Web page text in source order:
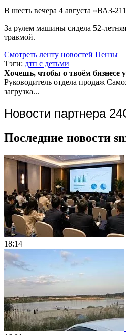
В шесть вечера 4 августа «ВАЗ-
За рулем машины сидела 52-
травмой.
Смотреть ленту новостей Пензы
Тэги: дтп с детьми
Хочешь, чтобы о твоём бизнесе
Руководитель отдела продаж
загрузка...
Новости партнера
Последние новости
18:14